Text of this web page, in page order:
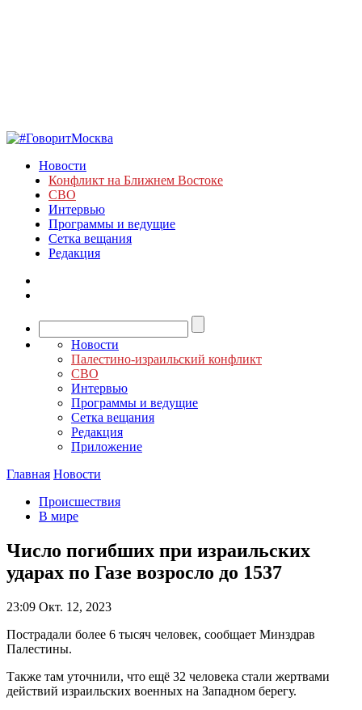
Новости
Конфликт на Ближнем Востоке
СВО
Интервью
Программы и ведущие
Сетка вещания
Редакция
Новости
Палестино-израильский конфликт
СВО
Интервью
Программы и ведущие
Сетка вещания
Редакция
Приложение
Главная Новости
Происшествия
В мире
Число погибших при израильских
ударах по Газе возросло до 1537
23:09 Окт. 12, 2023
Пострадали более 6 тысяч человек, сообщает Минздрав
Палестины.
Также там уточнили, что ещё 32 человека стали жертвами
действий израильских военных на Западном берегу.